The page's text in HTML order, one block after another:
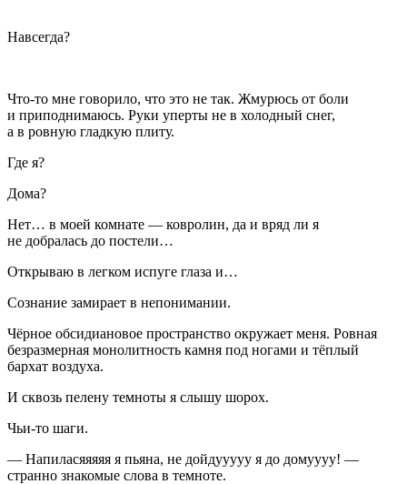
Навсегда?
Что-то мне говорило, что это не так. Жмурюсь от боли
и приподнимаюсь. Руки уперты не в холодный снег,
а в ровную гладкую плиту.
Где я?
Дома?
Нет… в моей комнате — ковролин, да и вряд ли я
не добралась до постели…
Открываю в легком испуге глаза и…
Сознание замирает в непонимании.
Чёрное обсидиановое пространство окружает меня. Ровная
безразмерная монолитность камня под ногами и тёплый
бархат воздуха.
И сквозь пелену темноты я слышу шорох.
Чьи-то шаги.
— Напиласяяяяя я пьяна, не дойдууууу я до домуууу! —
странно знакомые слова в темноте.